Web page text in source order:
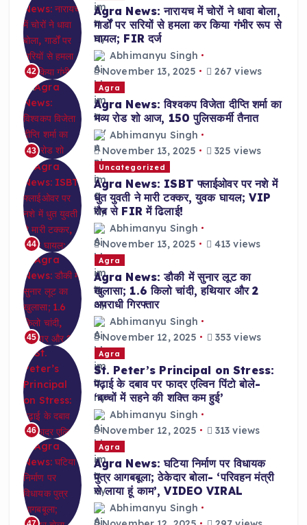
42
Agra News: नारायच में चोरों ने धावा बोला,
गार्डों पर सरियों से हमला कर किया गंभीर रूप से
घायल; FIR दर्ज
Abhimanyu Singh
November 13, 2025
267 views
43
Agra
Agra News: विश्वकप विजेता दीप्ति शर्मा का
भव्य रोड शो आज, 150 पुलिसकर्मी तैनात
Abhimanyu Singh
November 13, 2025
325 views
44
Uncategorized
Agra News: ISBT फ्लाईओवर पर नशे में
धुत युवती ने मारी टक्कर, युवक घायल; VIP
रौब से FIR में ढिलाई!
Abhimanyu Singh
November 13, 2025
413 views
45
Agra
Agra News: डौकी में सुनार लूट का
खुलासा; 1.6 किलो चांदी, हथियार और 2
अपराधी गिरफ्तार
Abhimanyu Singh
November 12, 2025
353 views
46
Agra
St. Peter’s Principal on Stress:
पढ़ाई के दबाव पर फादर एल्विन पिंटो बोले-
‘बच्चों में सहने की शक्ति कम हुई’
Abhimanyu Singh
November 12, 2025
313 views
Agra
Agra News: घटिया निर्माण पर विधायक
पुत्र आगबबूला; ठेकेदार बोला- ‘परिवहन मंत्री
से लाया हूं काम’, VIDEO VIRAL
Abhimanyu Singh